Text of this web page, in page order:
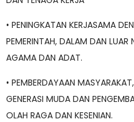
• PENINGKATAN KERJASAMA
PEMERINTAH, DALAM DAN LUAR
AGAMA DAN ADAT.
• PEMBERDAYAAN
GENERASI MUDA DAN
OLAH RAGA DAN KESENIAN.